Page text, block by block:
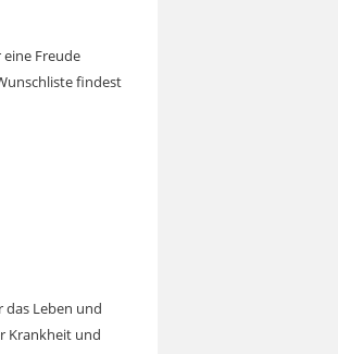
Freude
findest
Leben und
Krankheit und